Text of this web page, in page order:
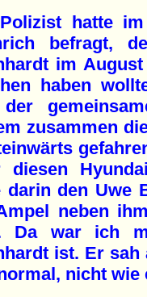
hatte
befragt,
im
haben
zusammen
diesen
darin den Uwe
neben
Da war ich
ist. Er
nicht